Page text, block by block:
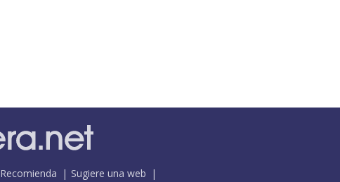
Recomienda Sugiere una web